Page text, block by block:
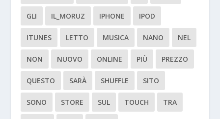
GLI IL_MORUZ IPHONE IPOD
ITUNES LETTO MUSICA NANO NEL
NON NUOVO ONLINE PIÙ PREZZO
QUESTO SARÀ SHUFFLE SITO
SONO STORE SUL TOUCH TRA